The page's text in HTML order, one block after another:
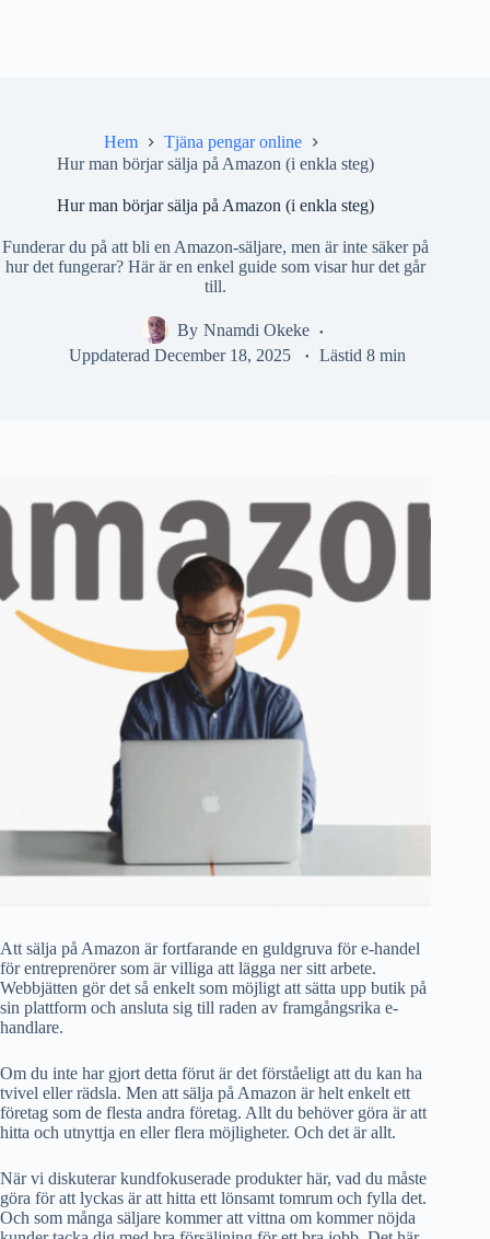
Hem
Tjäna pengar online
Hur man börjar sälja på Amazon (i enkla steg)
Hur man börjar sälja på Amazon (i enkla steg)
Funderar du på att bli en Amazon-säljare, men är inte säker på
hur det fungerar? Här är en enkel guide som visar hur det går
till.
By Nnamdi Okeke
Uppdaterad December 18, 2025 Lästid 8 min
Att sälja på Amazon är fortfarande en guldgruva för e-handel
för entreprenörer som är villiga att lägga ner sitt arbete.
Webbjätten gör det så enkelt som möjligt att sätta upp butik på
sin plattform och ansluta sig till raden av framgångsrika e-
handlare.
Om du inte har gjort detta förut är det förståeligt att du kan ha
tvivel eller rädsla. Men att sälja på Amazon är helt enkelt ett
företag som de flesta andra företag. Allt du behöver göra är att
hitta och utnyttja en eller flera möjligheter. Och det är allt.
När vi diskuterar kundfokuserade produkter här, vad du måste
göra för att lyckas är att hitta ett lönsamt tomrum och fylla det.
Och som många säljare kommer att vittna om kommer nöjda